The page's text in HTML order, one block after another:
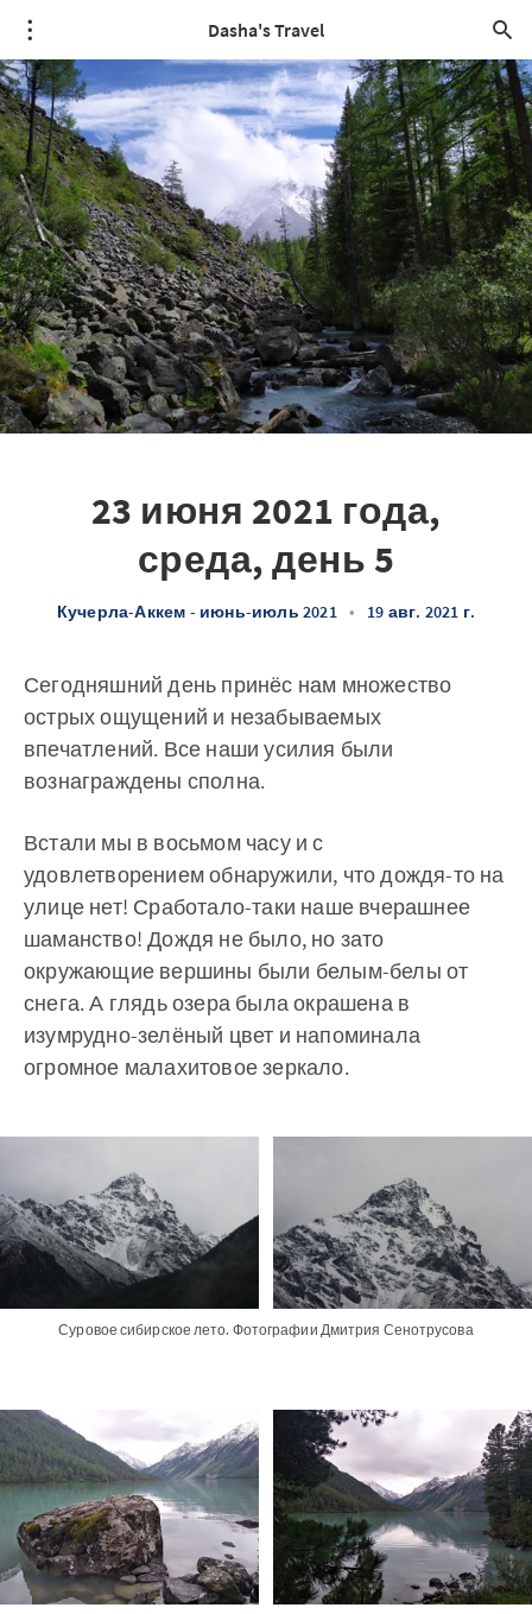
Dasha's Travel
23 июня 2021 года,
среда, день 5
Кучерла-Аккем - июнь-июль 2021 • 19 авг. 2021 г.
Сегодняшний день принёс нам множество
острых ощущений и незабываемых
впечатлений. Все наши усилия были
вознаграждены сполна.
Встали мы в восьмом часу и с
удовлетворением обнаружили, что дождя-то на
улице нет! Сработало-таки наше вчерашнее
шаманство! Дождя не было, но зато
окружающие вершины были белым-белы от
снега. А глядь озера была окрашена в
изумрудно-зелёный цвет и напоминала
огромное малахитовое зеркало.
Суровое сибирское лето. Фотографии Дмитрия Сенотрусова